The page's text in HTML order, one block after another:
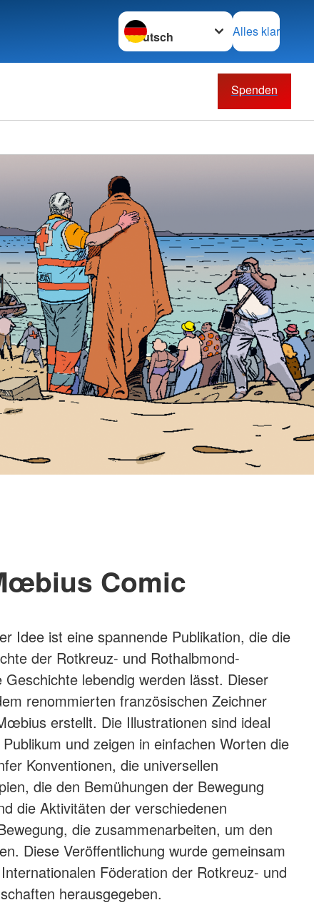
Sprache wechseln zu
Alles klar
Spenden
Comic
Idee ist eine spannende Publikation, die die
der Rotkreuz- und Rothalbmond-
Geschichte lebendig werden lässt. Dieser
renommierten französischen Zeichner
erstellt. Die Illustrationen sind ideal
und zeigen in einfachen Worten die
Konventionen, die universellen
die den Bemühungen der Bewegung
die Aktivitäten der verschiedenen
die zusammenarbeiten, um den
Diese Veröffentlichung wurde gemeinsam
Föderation der Rotkreuz- und
herausgegeben.